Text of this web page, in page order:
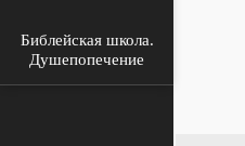
Библейская школа.
Душепопечение